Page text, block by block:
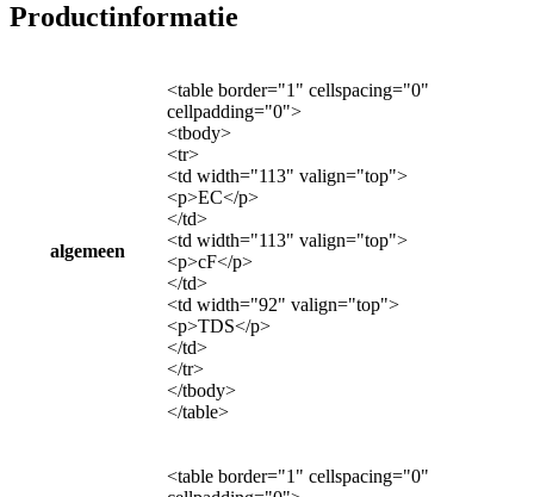
Productinformatie
algemeen
<table border="1" cellspacing="0"
cellpadding="0">
<tbody>
<tr>
<td width="113" valign="top">
<p>EC</p>
</td>
<td width="113" valign="top">
<p>cF</p>
</td>
<td width="92" valign="top">
<p>TDS</p>
</td>
</tr>
</tbody>
</table>
<table border="1" cellspacing="0"